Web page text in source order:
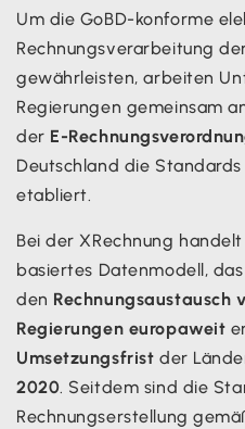
Um die GoBD-konforme
Rechnungsverarbeitung
gewährleisten, arbeiten
Regierungen gemeinsam
der E-
Deutschland die Standards
etabliert.
Bei der XRechnung
basiertes Datenmodell,
den Rechnungsaustausch
Regierungen europaweit
Umsetzungsfrist der
2020. Seitdem sind die
Rechnungserstellung